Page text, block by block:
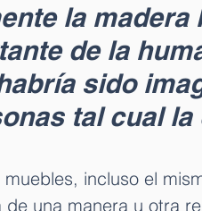
la
de la
sido
tal cual
incluso el
una manera u otra